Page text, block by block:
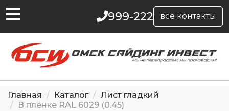
999-222 все контакты
Главная Каталог
Лист гладкий
В плёнке RAL 6029 (0.45)